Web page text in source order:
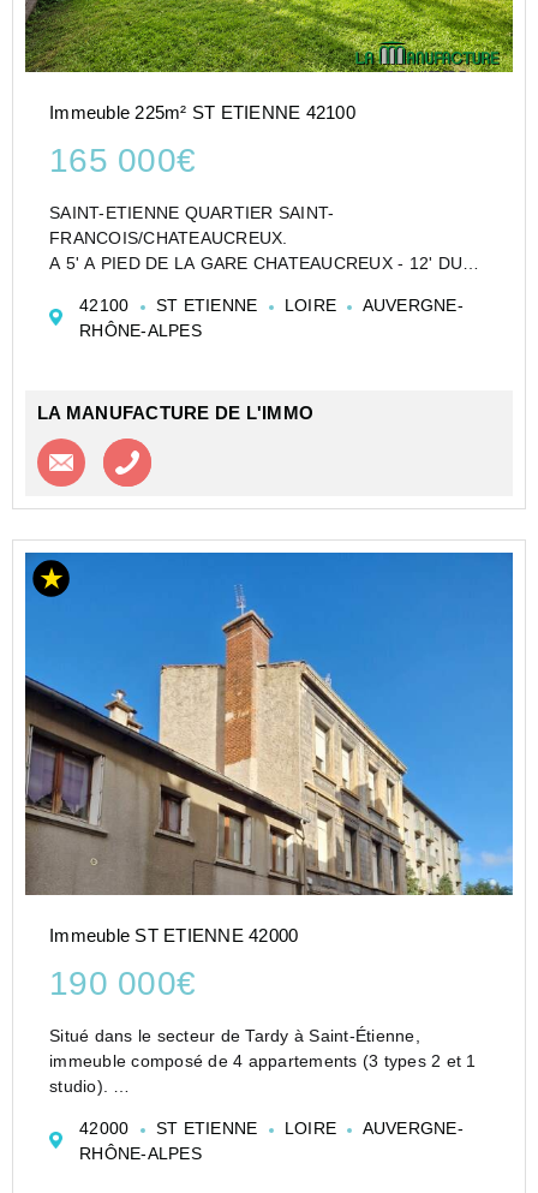
Immeuble 225m² ST ETIENNE 42100
165 000€
SAINT-ETIENNE QUARTIER SAINT-
FRANCOIS/CHATEAUCREUX.
A 5' A PIED DE LA GARE CHATEAUCREUX - 12' DU
PETIT IMMEUBLE EN R+2 ETAGES DE RAPPORT
COMPOSE DE 2 LOGEMENTS DE TYPE F3 ET F5 A
42100 ST ETIENNE LOIRE
AUVERGNE-
RHÔNE-ALPES
LA MANUFACTURE DE L'IMMO
Contacter l'agence
Immeuble ST ETIENNE 42000
190 000€
Situé dans le secteur de Tardy à Saint-Étienne,
immeuble composé de 4 appartements (3 types 2 et 1
studio).
Revenus locatifs annuels : environ 17 000 €
Menuiseries double vitrage.
42000 ST ETIENNE LOIRE
AUVERGNE-
RHÔNE-ALPES